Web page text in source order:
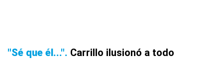
"Sé que él..." Carrillo ilusionó a todo